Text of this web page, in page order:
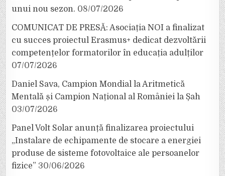
unui nou sezon. 08/07/2026
COMUNICAT DE PRESĂ: Asociația NOI a finalizat
cu succes proiectul Erasmus+ dedicat dezvoltării
competențelor formatorilor în educația adulților
07/07/2026
Daniel Sava, Campion Mondial la Aritmetică
Mentală și Campion Național al României la Șah
03/07/2026
Panel Volt Solar anunță finalizarea proiectului
„Instalare de echipamente de stocare a energiei
produse de sisteme fotovoltaice ale persoanelor
fizice” 30/06/2026